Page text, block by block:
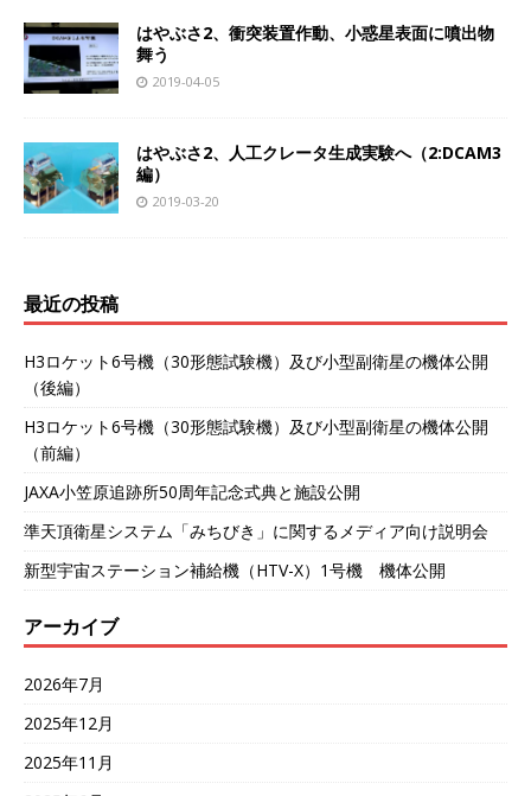
はやぶさ2、衝突装置作動、小惑星表面に噴出物
舞う
2019-04-05
はやぶさ2、人工クレータ生成実験へ（2:DCAM3
編）
2019-03-20
最近の投稿
H3ロケット6号機（30形態試験機）及び小型副衛星の機体公開
（後編）
H3ロケット6号機（30形態試験機）及び小型副衛星の機体公開
（前編）
JAXA小笠原追跡所50周年記念式典と施設公開
準天頂衛星システム「みちびき」に関するメディア向け説明会
新型宇宙ステーション補給機（HTV-X）1号機 機体公開
アーカイブ
2026年7月
2025年12月
2025年11月